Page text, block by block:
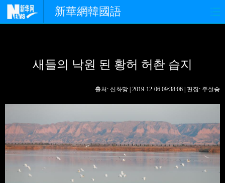
新華網韓國語
경제 사회 포토
핫 TV 문화
생생 중국어
새들의 낙원 된 황허 허촨 습지
출처: 신화망 | 2019-12-06 09:38:06 | 편집: 주설송